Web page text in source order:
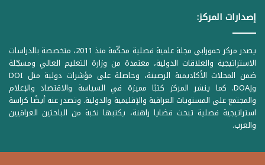
إصدارات المركز:
يصدر مركز حمورابي مجلة علمية فصلية محكّمة منذ 2011، متخصصة بالدراسات
الاستراتيجية والعلاقات الدولية، معتمدة من وزارة التعليم العالي ومسجّلة
ضمن المجلات الأكاديمية الرصينة، وحاصلة على مؤشرات دولية مثل DOI
وDOAJ. كما ينشر المركز كتبًا مميزة في السياسة والاقتصاد والإعلام
والمجتمع على المستويات العراقية والإقليمية والدولية. وتصدر عنه أيضًا كراسة
استراتيجية فصلية تبحث قضايا راهنة، يكتبها نخبة من الباحثين العراقيين
والعرب.